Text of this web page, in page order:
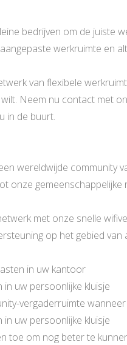
bedrijven om de juiste
werkruimte en
van flexibele
Neem nu contact met
in de buurt.
wereldwijde community
onze
met onze snelle
op het gebied
in uw kantoor
in uw persoonlijke kluisje
vergaderruimte
in uw persoonlijke kluisje
toe om nog beter te